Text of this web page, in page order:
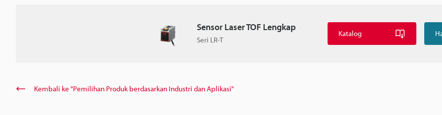
Sensor Laser TOF Lengkap
Seri LR-T
Katalog
Kembali ke "Pemilihan Produk berdasarkan Industri dan Aplikasi"